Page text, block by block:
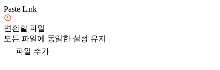
Paste Link
변환할 파일
모든 파일에 동일한 설정 유지
파일 추가